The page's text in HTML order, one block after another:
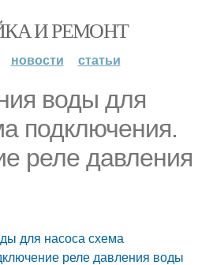
И РЕМОНТ
новости статьи
воды для
подключения.
реле давления
для насоса схема
реле давления воды